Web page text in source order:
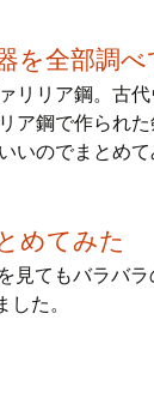
を全部調べ
リリア鋼。古
ア鋼で作られ
のでまとめて
めてみた
見てもバラバ
た。